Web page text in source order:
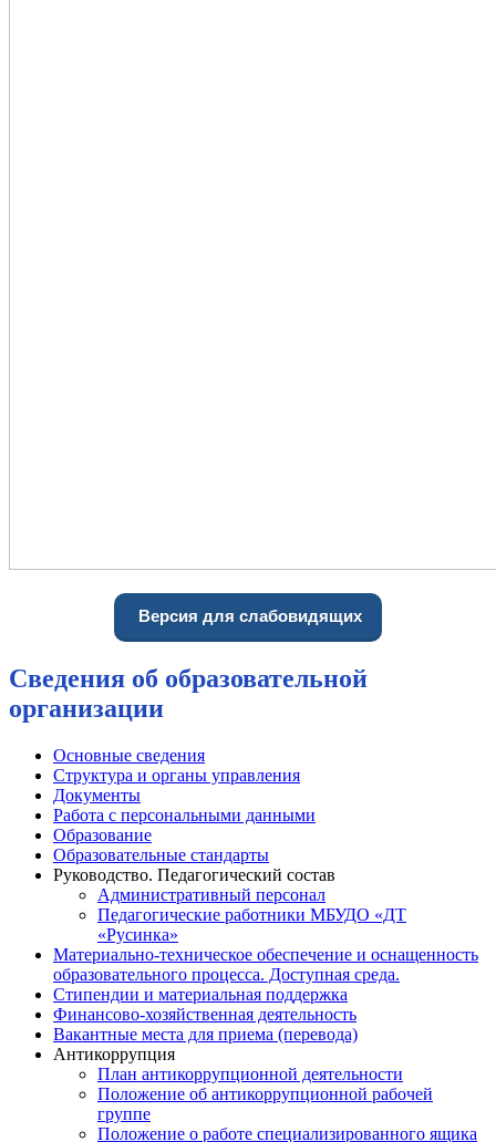
Версия для слабовидящих
Сведения об образовательной
организации
Основные сведения
Структура и органы управления
Документы
Работа с персональными данными
Образование
Образовательные стандарты
Руководство. Педагогический состав
Административный персонал
Педагогические работники МБУДО «ДТ
«Русинка»
Материально-техническое обеспечение и оснащенность
образовательного процесса. Доступная среда.
Стипендии и материальная поддержка
Финансово-хозяйственная деятельность
Вакантные места для приема (перевода)
Антикоррупция
План антикоррупционной деятельности
Положение об антикоррупционной рабочей
группе
Положение о работе специализированного ящика